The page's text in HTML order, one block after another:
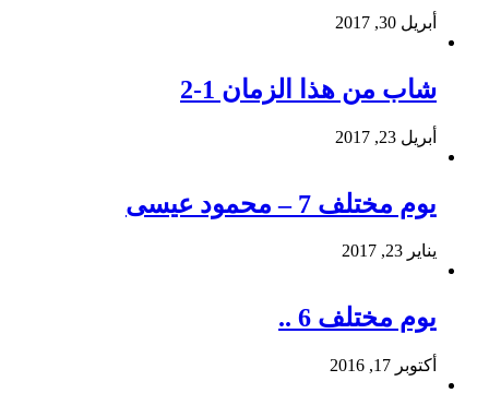
أبريل 30, 2017
شاب من هذا الزمان 1-2
أبريل 23, 2017
يوم مختلف 7 – محمود عيسى
يناير 23, 2017
يوم مختلف 6 ..
أكتوبر 17, 2016